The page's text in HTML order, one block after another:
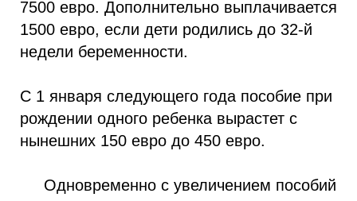
7500 евро. Дополнительно выплачивается
1500 евро, если дети родились до 32-й
недели беременности.
С 1 января следующего года пособие при
рождении одного ребенка вырастет с
нынешних 150 евро до 450 евро.
Одновременно с увеличением пособий